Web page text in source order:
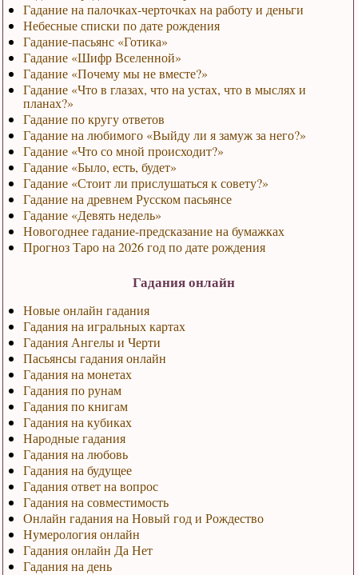
Гадание на палочках-черточках на работу и деньги
Небесные списки по дате рождения
Гадание-пасьянс «Готика»
Гадание «Шифр Вселенной»
Гадание «Почему мы не вместе?»
Гадание «Что в глазах, что на устах, что в мыслях и
планах?»
Гадание по кругу ответов
Гадание на любимого «Выйду ли я замуж за него?»
Гадание «Что со мной происходит?»
Гадание «Было, есть, будет»
Гадание «Стоит ли прислушаться к совету?»
Гадание на древнем Русском пасьянсе
Гадание «Девять недель»
Новогоднее гадание-предсказание на бумажках
Прогноз Таро на 2026 год по дате рождения
Гадания онлайн
Новые онлайн гадания
Гадания на игральных картах
Гадания Ангелы и Черти
Пасьянсы гадания онлайн
Гадания на монетах
Гадания по рунам
Гадания по книгам
Гадания на кубиках
Народные гадания
Гадания на любовь
Гадания на будущее
Гадания ответ на вопрос
Гадания на совместимость
Онлайн гадания на Новый год и Рождество
Нумерология онлайн
Гадания онлайн Да Нет
Гадания на день